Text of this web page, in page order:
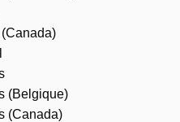
(Belgique)
(Canada)